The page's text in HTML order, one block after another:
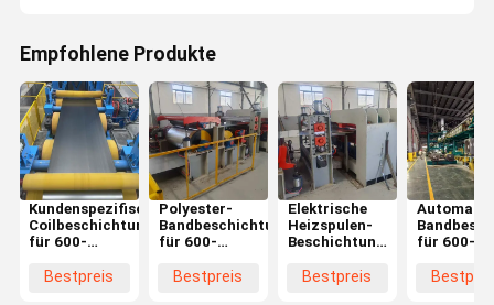
Empfohlene Produkte
Kundenspezifische
Coilbeschichtungslinie
für 600-
Breite mit
Bestpreis
Polyester-
Bandbeschichtungsanlage
für 600-
Breite 3-20
Bestpreis
Elektrische
Heizspulen-
Beschichtungslinie
2000mm
Bestpreis
für 600-
Breite mit